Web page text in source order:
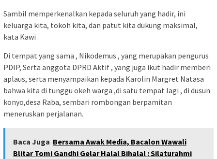
Sambil memperkenalkan kepada seluruh yang hadir, ini
keluarga kita, tokoh kita, dan patut kita dukung maksimal,
kata Kawi .
Di tempat yang sama , Nikodemus , yang merupakan pengurus
PDIP, Serta anggota DPRD Aktif , yang juga ikut hadir memberi
aplaus, serta menyampaikan kepada Karolin Margret Natasa
bahwa kita di tunggu okeh warga ,di satu tempat lagi , di dusun
konyo,desa Raba, sembari rombongan berpamitan
meneruskan perjalanan.
Baca Juga Bersama Awak Media, Bacalon Wawali
Blitar Tomi Gandhi Gelar Halal Bihalal : Silaturahmi